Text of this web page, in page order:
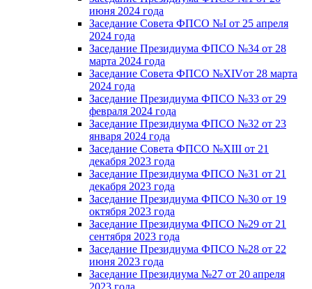
июня 2024 года
Заседание Совета ФПСО №I от 25 апреля
2024 года
Заседание Президиума ФПСО №34 от 28
марта 2024 года
Заседание Совета ФПСО №XIVот 28 марта
2024 года
Заседание Президиума ФПСО №33 от 29
февраля 2024 года
Заседание Президиума ФПСО №32 от 23
января 2024 года
Заседание Совета ФПСО №XIII от 21
декабря 2023 года
Заседание Президиума ФПСО №31 от 21
декабря 2023 года
Заседание Президиума ФПСО №30 от 19
октября 2023 года
Заседание Президиума ФПСО №29 от 21
сентября 2023 года
Заседание Президиума ФПСО №28 от 22
июня 2023 года
Заседание Президиума №27 от 20 апреля
2023 года